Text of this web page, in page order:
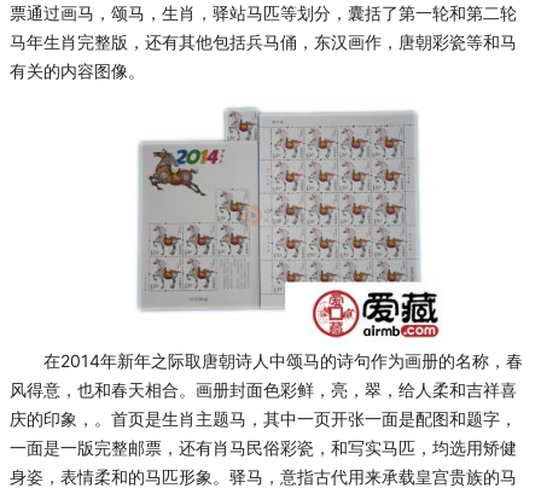
票通过画马，颂马，生肖，驿站马匹等划分，囊括了第一轮和第二轮
马年生肖完整版，还有其他包括兵马俑，东汉画作，唐朝彩瓷等和马
有关的内容图像。
在2014年新年之际取唐朝诗人中颂马的诗句作为画册的名称，春
风得意，也和春天相合。画册封面色彩鲜，亮，翠，给人柔和吉祥喜
庆的印象，。首页是生肖主题马，其中一页开张一面是配图和题字，
一面是一版完整邮票，还有肖马民俗彩瓷，和写实马匹，均选用矫健
身姿，表情柔和的马匹形象。驿马，意指古代用来承载皇宫贵族的马